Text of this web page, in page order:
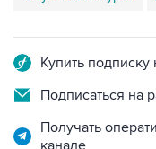
Купить
Подписаться на
Получать
канале